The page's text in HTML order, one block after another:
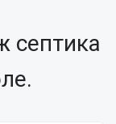
септика